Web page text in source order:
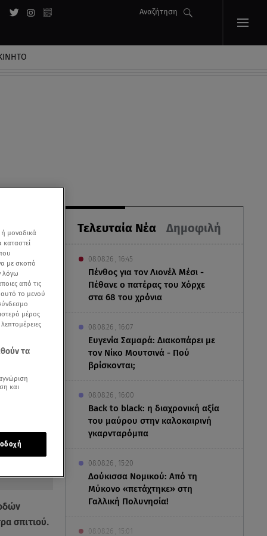
Αναζήτηση
Τελευταία Νέα Δημοφιλή
08.08.26 , 16:45
Πένθος για τον Λιονέλ Μέσι -
Πέθανε ο πατέρας του Χόρχε
στα 68 του χρόνια
08.08.26 , 16:07
Ευγενία Σαμαρά: Διακοπάρει με
τον Νίκο Μουτσινά - Πού
βρίσκονται;
08.08.26 , 16:00
Back to black: η διαχρονική αξία
του μαύρου στην καλοκαιρινή
γκαρνταρόμπα
08.08.26 , 15:20
Δούκισσα Νομικού: Από τη
Μύκονο «πετάχτηκε» στη
Γαλλική Πολυνησία!
08.08.26 , 15:01
σπιτιού.
μοναδικά
με σκοπό
λόγω
από τις
αυτό το μενού
μέρος
τα
και